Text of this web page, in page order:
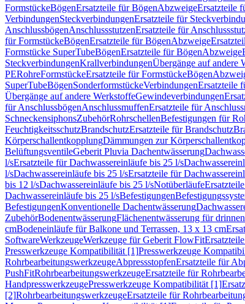
FormstückeBögenErsatzteile für BögenAbzweigeErsatzteile
VerbindungenSteckverbindungenErsatzteile für
AnschlussbögenAnschlussstutzenErsatzteile für
für FormstückeBögenErsatzteile für BögenAbzweige
Formstücke SuperTubeBögenErsatzteile für BögenAbzweige
SteckverbindungenKrallverbindungenÜbergänge auf andere
PERohreFormstückeErsatzteile für FormstückeBögen
SuperTubeBögenSonderformstückeVerbindungenErsatzteile
Übergänge auf andere WerkstoffeGewindeverbindungen
für AnschlussbögenAnschlussmuffenErsatzteile für
SchneckensiphonsZubehörRohrschellenBefestigungen für
FeuchtigkeitsschutzBrandschutzErsatzteile für Brandschutz
KörperschallentkopplungDämmungen zur
BelüftungsventileGeberit Pluvia Dachentwässerung
l/sErsatzteile für Dachwassereinläufe bis 25 l/s
l/sDachwassereinläufe bis 25 l/sErsatzteile für
bis 12 l/sDachwassereinläufe bis 25 l/sNotüberläufe
Dachwassereinläufe bis 25 l/sBefestigungen
BefestigungenKonventionelle Dachentwässerung
ZubehörBodenentwässerungFlächenentwässerung für
cmBodeneinläufe für Balkone und Terrassen, 13 x 13 cm
SoftwareWerkzeugeWerkzeuge für Geberit FlowFit
Presswerkzeuge Kompatibilität [1]Presswerkzeuge
RohrbearbeitungswerkzeugeAbpressstopfenErsatzteile für
PushFitRohrbearbeitungswerkzeugeErsatzteile für
HandpresswerkzeugePresswerkzeuge Kompatibilität [1]
[2]RohrbearbeitungswerkzeugeErsatzteile für